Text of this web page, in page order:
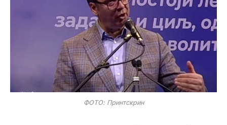
ФОТО: Принтскрин